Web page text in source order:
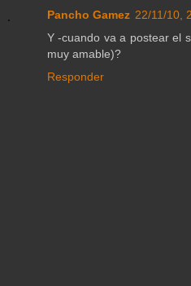
Pancho Gamez 22/11/10,
Y -cuando va a postear el
muy amable)?
Responder